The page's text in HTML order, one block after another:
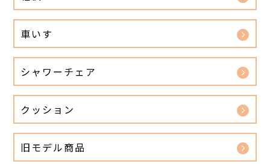
車いす
シャワーチェア
クッション
旧モデル商品